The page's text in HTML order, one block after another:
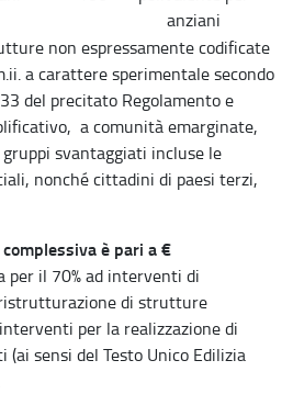
anziani
non espressamente codificate
a carattere sperimentale secondo
del precitato Regolamento e
a comunità emarginate,
svantaggiati incluse le
nonché cittadini di paesi terzi,
è pari a €
per il 70% ad interventi di
di strutture
per la realizzazione di
sensi del Testo Unico Edilizia